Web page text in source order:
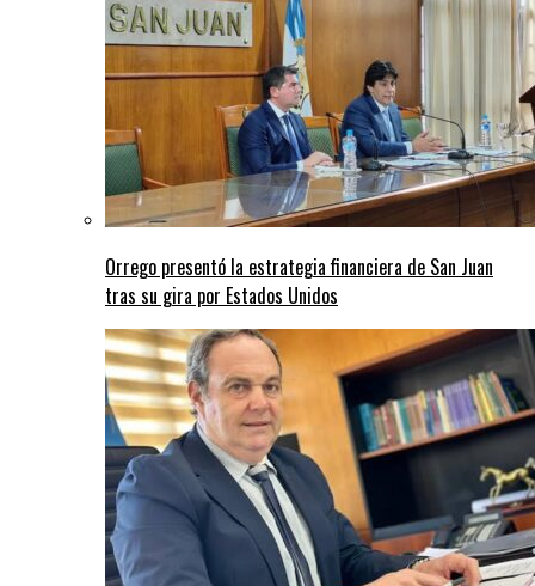
Orrego presentó la estrategia financiera de San Juan
tras su gira por Estados Unidos